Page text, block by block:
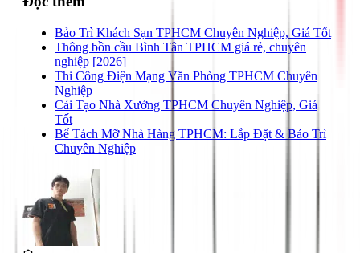
Bảo Trì Khách Sạn TPHCM Chuyên Nghiệp, Giá Tốt
Thông bồn cầu Bình Tân TPHCM giá rẻ, chuyên
nghiệp [2026]
Thi Công Điện Mạng Văn Phòng TPHCM Chuyên
Nghiệp
Cải Tạo Nhà Xưởng TPHCM Chuyên Nghiệp, Giá
Tốt
Bể Tách Mỡ Nhà Hàng TPHCM: Lắp Đặt & Bảo Trì
Chuyên Nghiệp